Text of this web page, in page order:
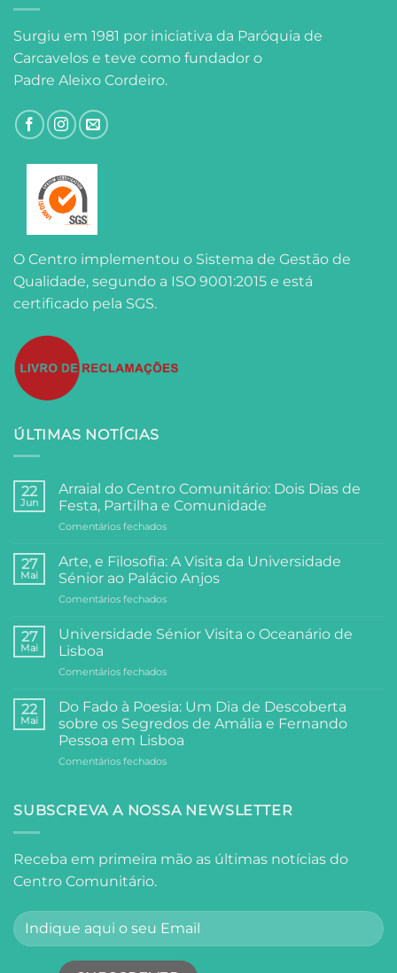
Surgiu em 1981 por iniciativa da Paróquia de
Carcavelos e teve como fundador o
Padre Aleixo Cordeiro.
O Centro implementou o Sistema de Gestão de
Qualidade, segundo a ISO 9001:2015 e está
certificado pela SGS.
ÚLTIMAS NOTÍCIAS
22
Jun
Arraial do Centro Comunitário: Dois Dias de
Festa, Partilha e Comunidade
Comentários fechadosem
do
Centro
Comunitário:
Dois
de
e
27
Mai
Arte, e Filosofia: A Visita da Universidade
Sénior ao Palácio Anjos
Comentários fechadosem
e
Visita
Universidade
Sénior
Palácio
Anjos
27
Mai
Universidade Sénior Visita o Oceanário de
Lisboa
Comentários fechadosem
Sénior
Visita
o
Oceanário
de
22
Mai
Do Fado à Poesia: Um Dia de Descoberta
sobre os Segredos de Amália e Fernando
Pessoa em Lisboa
Comentários fechadosem
à
Dia
de
os
Segredos
SUBSCREVA A NOSSA NEWSLETTER
Receba em primeira mão as últimas notícias do
Centro Comunitário.